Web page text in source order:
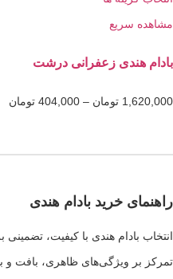
سریع
هندی زعفرانی درشت
تومان –
404,000 تومان
خرید بادام هندی
هندی با کیفیت، تضمینی برای
ویژگی‌های ظاهری، بافت و